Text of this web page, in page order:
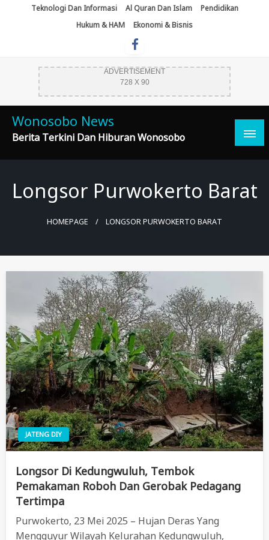
Teknologi Dan Informasi Al Quran Dan Islam
Pendidikan
Hukum & HAM
Ekonomi & Bisnis
ADVERTISEMENT
728 X 90
Wonosobo News
Berita Terkini Dan Hiburan Wonosobo
Longsor Purwokerto Barat
HOMEPAGE LONGSOR PURWOKERTO BARAT
JATENG DIY
Longsor Di Kedungwuluh, Tembok
Pemakaman Roboh Dan Gerobak Pedagang
Tertimpa
Purwokerto, 23 Mei 2025 – Hujan Deras Yang
Mengguyur Wilayah Kelurahan Kedungwuluh,